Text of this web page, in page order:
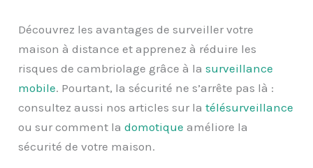
Découvrez les avantages de surveiller votre
maison à distance et apprenez à réduire les
risques de cambriolage grâce à lasurveillance
mobile. Pourtant, la sécurité ne s’arrête pas là :
consultez aussi nos articles sur latélésurveillance
ou sur comment ladomotique améliore la
sécurité de votre maison.